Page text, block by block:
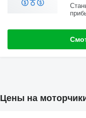
Цены на